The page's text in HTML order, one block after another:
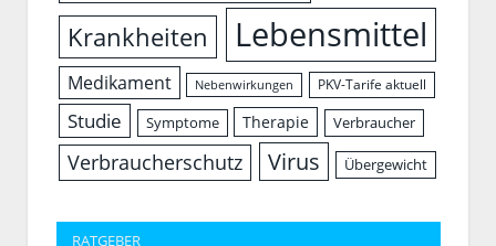
Krankheiten Lebensmittel
Medikament Nebenwirkungen PKV-Tarife aktuell
Studie Symptome Therapie Verbraucher
Verbraucherschutz Virus Übergewicht
RATGEBER